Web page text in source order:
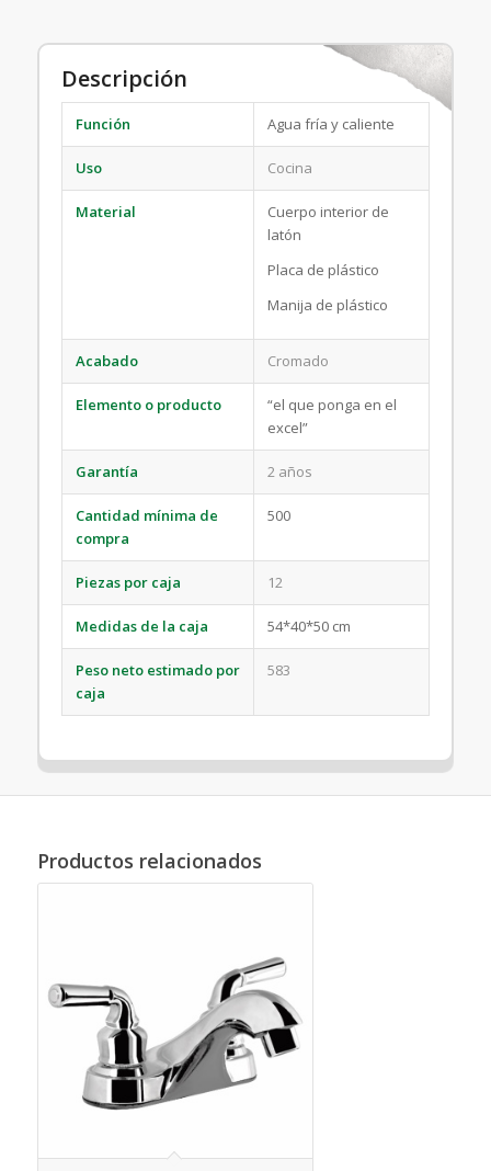
Descripción
Función Agua fría y caliente
Uso Cocina
Material
Cuerpo interior de
latón
Placa de plástico
Manija de plástico
Acabado Cromado
Elemento o producto
“el que ponga en el
excel”
Garantía 2 años
Cantidad mínima de
compra
500
Piezas por caja 12
Medidas de la caja 54*40*50 cm
Peso neto estimado por
caja
583
Productos relacionados